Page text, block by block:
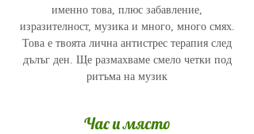
именно това, плюс забавление,
изразителност, музика и много, много смях.
Това е твоята лична антистрес терапия след
дълъг ден. Ще размахваме смело четки под
ритъма на музик
Час и място